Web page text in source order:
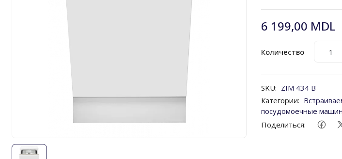
6 199,00 MDL
Количество
SKU: ZIM 434 B
Категории:
посудомоечные
Поделиться: